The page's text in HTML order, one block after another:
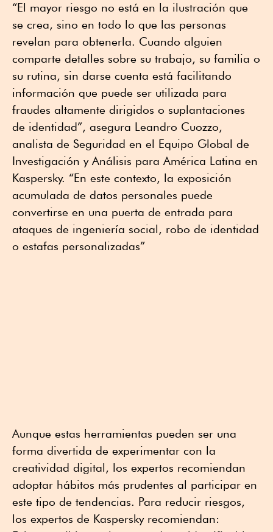
“El mayor riesgo no está en la ilustración que
se crea, sino en todo lo que las personas
revelan para obtenerla. Cuando alguien
comparte detalles sobre su trabajo, su familia o
su rutina, sin darse cuenta está facilitando
información que puede ser utilizada para
fraudes altamente dirigidos o suplantaciones
de identidad”, asegura Leandro Cuozzo,
analista de Seguridad en el Equipo Global de
Investigación y Análisis para América Latina en
Kaspersky. “En este contexto, la exposición
acumulada de datos personales puede
convertirse en una puerta de entrada para
ataques de ingeniería social, robo de identidad
o estafas personalizadas”
Aunque estas herramientas pueden ser una
forma divertida de experimentar con la
creatividad digital, los expertos recomiendan
adoptar hábitos más prudentes al participar en
este tipo de tendencias. Para reducir riesgos,
los expertos de Kaspersky recomiendan: